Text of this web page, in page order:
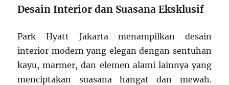
Desain Interior dan Suasana Eksklusif
Park Hyatt Jakarta menampilkan desain
interior modern yang elegan dengan sentuhan
kayu, marmer, dan elemen alami lainnya yang
menciptakan suasana hangat dan mewah.